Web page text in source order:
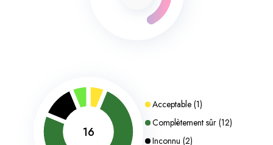
16
Acceptable (1)
Complètement sûr (12)
Inconnu (2)